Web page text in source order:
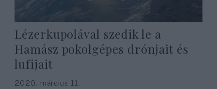
Lézerkupolával szedik le a
Hamász pokolgépes drónjait és
lufijait
2020. március 11.